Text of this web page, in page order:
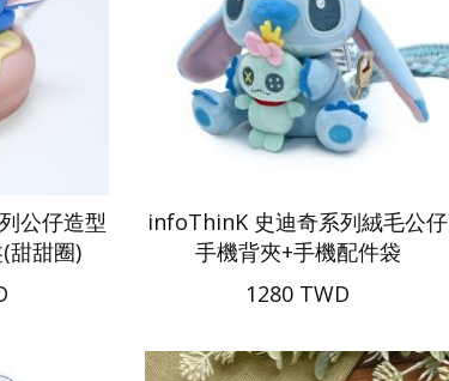
公仔造型
甜甜圈)
infoThinK 史迪奇系列絨毛公仔
手機背夾+手機配件袋
1280 TWD